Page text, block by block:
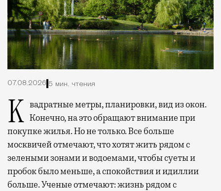
07.08.2026 5 мин. чтения
Квадратные метры, планировки, вид из окон. Конечно, на это обращают внимание при
покупке жилья. Но не только. Все больше
москвичей отмечают, что хотят жить рядом с
зелеными зонами и водоемами, чтобы суеты и
пробок было меньше, а спокойствия и идиллии
больше. Ученые отмечают: жизнь рядом с